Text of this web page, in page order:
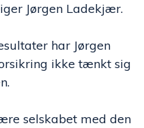
Jørgen Ladekjær.
har Jørgen
ikke tænkt sig
selskabet med den